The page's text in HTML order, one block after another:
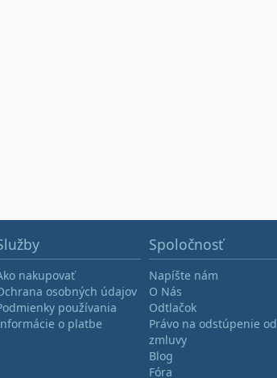
nakupovať
osobných údajov
používania
o platbe
Spoločnosť
Napíšte nám
O Nás
Odtlačok
Právo na odstúpenie od
zmluvy
Blog
Fóra